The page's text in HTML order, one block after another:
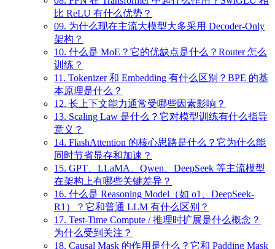
比 ReLU 有什么优势？
09. 为什么现在主流大模型大多采用 Decoder-Only
架构？
10. 什么是 MoE？它的优缺点是什么？Router 怎么
训练？
11. Tokenizer 和 Embedding 有什么区别？BPE 的基
本原理是什么？
12. 长上下文能力通常受哪些因素影响？
13. Scaling Law 是什么？它对模型训练有什么指导
意义？
14. FlashAttention 的核心思路是什么？它为什么能
同时节省显存和加速？
15. GPT、LLaMA、Qwen、DeepSeek 等主流模型
在架构上有哪些关键差异？
16. 什么是 Reasoning Model（如 o1、DeepSeek-
R1）？它和普通 LLM 有什么区别？
17. Test-Time Compute / 推理时扩展是什么概念？
为什么受到关注？
18. Causal Mask 的作用是什么？它和 Padding Mask